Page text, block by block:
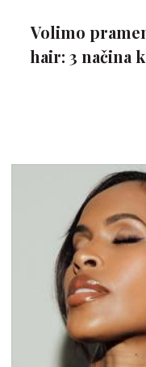
Volimo
hair: 3 načina